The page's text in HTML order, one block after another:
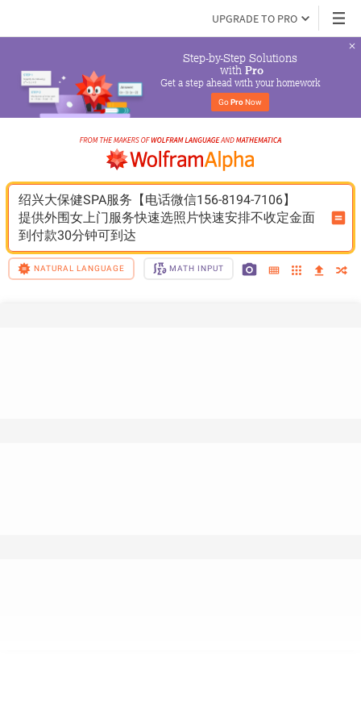
UPGRADE TO PRO
Step-by-Step Solutions
with Pro
Get a step ahead with your homework
Go Pro Now
绍兴大保健SPA服务【电话微信156-8194-7106】
提供外围女上门服务快速选照片快速安排不收定金面
到付款30分钟可到达
NATURAL LANGUAGE MATH INPUT